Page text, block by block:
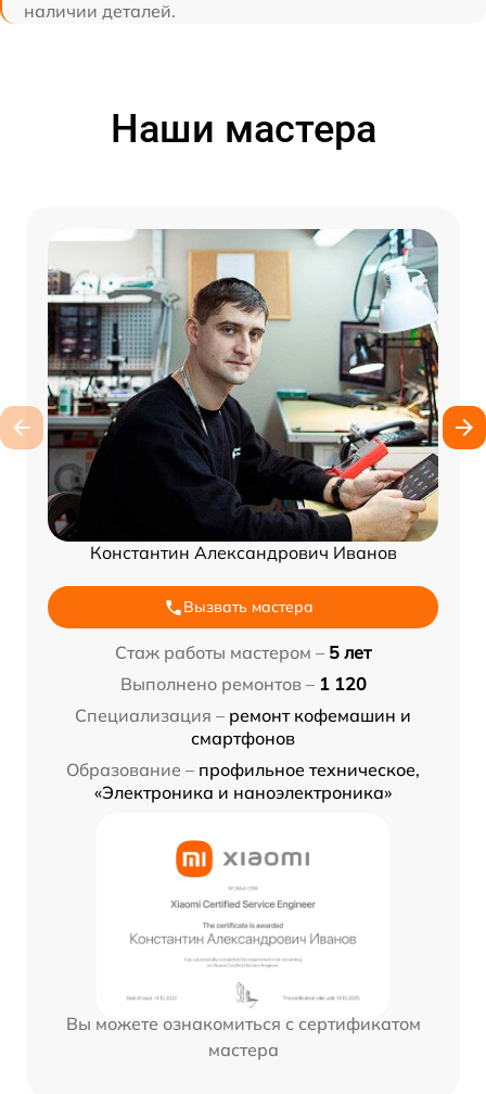
наличии деталей.
Наши мастера
Константин Александрович Иванов
Вызвать мастера
Стаж работы мастером – 5 лет
Выполнено ремонтов – 1 120
Специализация – ремонт кофемашин и
смартфонов
Образование – профильное техническое,
«Электроника и наноэлектроника»
Вы можете ознакомиться с сертификатом
мастера